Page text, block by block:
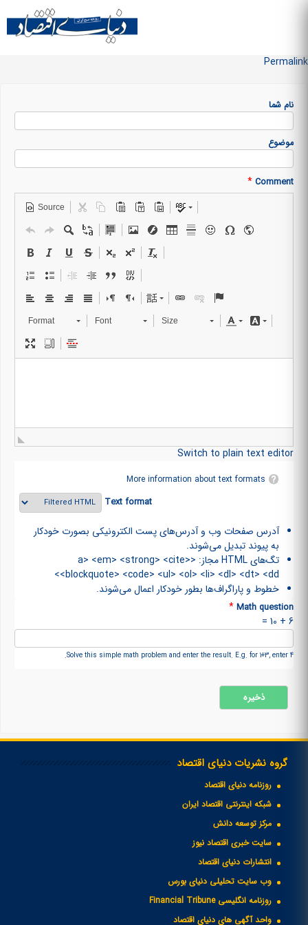
main
content
Permalink
نام شما
موضوع
Comment
*
Source
Format Font Size
Switch to plain text editor
More information about text formats
Text format
آدرس صفحات وب و آدرس‌های پست الکترونیکی بصورت خودکار
به پیوند تبدیل می‌شوند.
تگ‌های HTML مجاز: <a> <em> <strong> <cite>
<blockquote> <code> <ul> <ol> <li> <dl> <dt> <dd>
خطوط و پاراگراف‌ها بطور خودکار اعمال می‌شوند.
Math question
*
6 + 10 =
Solve this simple math problem and enter the result. E.g. for 1+3, enter 4.
گروه نشریات دنیای اقتصاد
روزنامه دنیای اقتصاد
شبکه اینترنتی اقتصاد ایران
مرکز توسعه دانش
سایت خبری اقتصاد نیوز
انتشارات دنیای اقتصاد
وب سایت تحلیلی دنیای بورس
روزنامه انگلیسی Financial Tribune
واحد آگهی های دنیای اقتصاد